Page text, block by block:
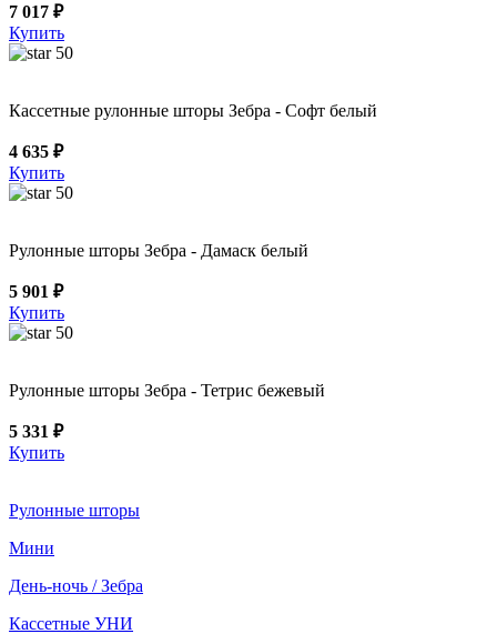
7 017 ₽
Купить
50
Кассетные рулонные шторы Зебра - Софт белый
4 635 ₽
Купить
50
Рулонные шторы Зебра - Дамаск белый
5 901 ₽
Купить
50
Рулонные шторы Зебра - Тетрис бежевый
5 331 ₽
Купить
Рулонные шторы
Мини
День-ночь / Зебра
Кассетные УНИ